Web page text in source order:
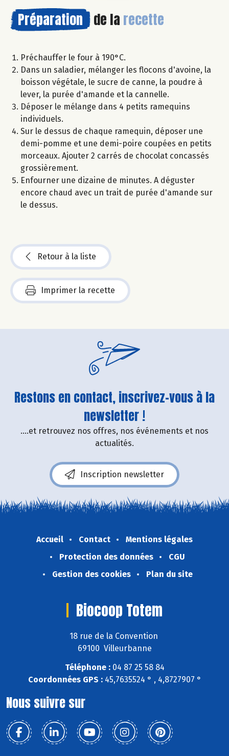
Préparation de la recette
Préchauffer le four à 190°C.
Dans un saladier, mélanger les flocons d'avoine, la
boisson végétale, le sucre de canne, la poudre à
lever, la purée d'amande et la cannelle.
Déposer le mélange dans 4 petits ramequins
individuels.
Sur le dessus de chaque ramequin, déposer une
demi-pomme et une demi-poire coupées en petits
morceaux. Ajouter 2 carrés de chocolat concassés
grossièrement.
Enfourner une dizaine de minutes. A déguster
encore chaud avec un trait de purée d'amande sur
le dessus.
Retour à la liste
Imprimer la recette
Restons en contact, inscrivez-vous à la
newsletter !
....et retrouvez nos offres, nos événements et nos
actualités.
Inscription newsletter
Accueil Contact
Mentions légales
Protection des données
CGU
Gestion des cookies
Plan du site
Biocoop Totem
18 rue de la Convention
69100 Villeurbanne
Téléphone :04 87 25 58 84
Coordonnées GPS :45,7635524 ° , 4,8727907 °
Nous suivre sur